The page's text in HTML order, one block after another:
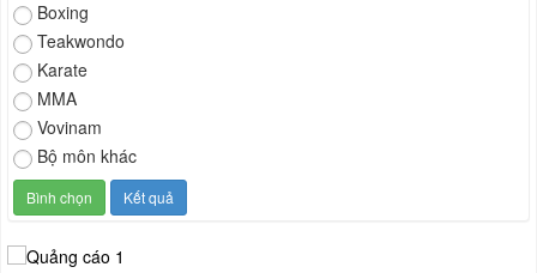
Boxing
Teakwondo
Karate
MMA
Vovinam
Bộ môn khác